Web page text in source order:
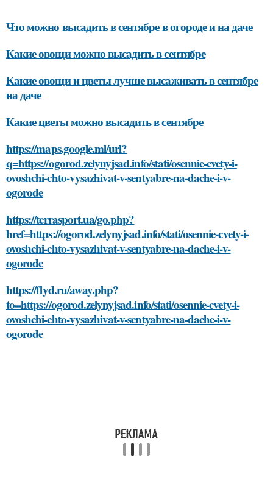
Что можно высадить в сентябре в огороде и на даче
Какие овощи можно высадить в сентябре
Какие овощи и цветы лучше высаживать в сентябре
на даче
Какие цветы можно высадить в сентябре
https://maps.google.ml/url?
q=https://ogorod.zelynyjsad.info/stati/osennie-cvety-i-
ovoshchi-chto-vysazhivat-v-sentyabre-na-dache-i-v-
ogorode
https://terrasport.ua/go.php?
href=https://ogorod.zelynyjsad.info/stati/osennie-cvety-i-
ovoshchi-chto-vysazhivat-v-sentyabre-na-dache-i-v-
ogorode
https://flyd.ru/away.php?
to=https://ogorod.zelynyjsad.info/stati/osennie-cvety-i-
ovoshchi-chto-vysazhivat-v-sentyabre-na-dache-i-v-
ogorode